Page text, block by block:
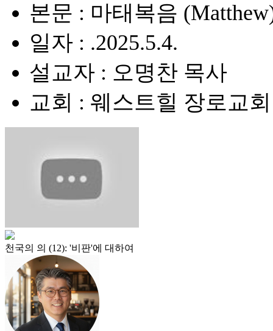
본문 : 마태복음
일자 : .2025.5.4.
설교자 : 오명찬 목사
교회 : 웨스트힐 장로교회
천국의 의 (12): '비판'에 대하여